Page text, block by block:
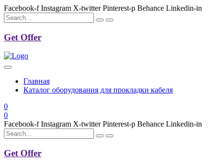
Facebook-f Instagram X-twitter Pinterest-p Behance Linkedin-in
Get Offer
Главная
Каталог оборудования для прокладки кабеля
0
0
Facebook-f Instagram X-twitter Pinterest-p Behance Linkedin-in
Get Offer